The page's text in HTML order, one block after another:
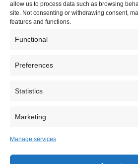
allow us to process data such as browsing
site. Not consenting or withdrawing consent,
features and functions.
Functional
Preferences
Statistics
Marketing
Manage services
srede u 12h saznajte
Kontakt
Misija sajta Sve o arheologiji